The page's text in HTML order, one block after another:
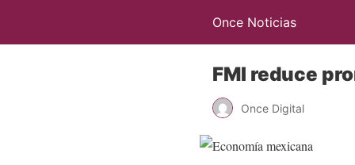
Once Noticias
FMI reduce
Once Digital